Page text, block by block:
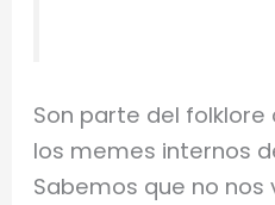
Son parte del
los memes internos
Sabemos que no nos